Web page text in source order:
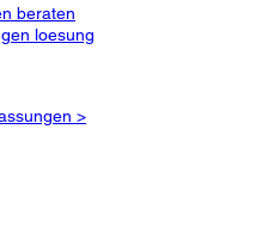
beraten
loesung
>